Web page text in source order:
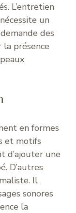
L’entretien
un
des
la présence
en formes
et motifs
d’ajouter une
D’autres
Il
sonores
la